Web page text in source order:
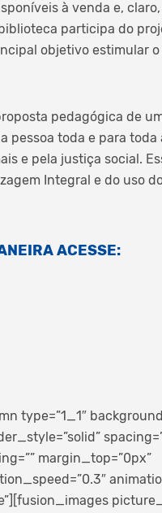
à venda e,
participa do
objetivo estimular
pedagógica de
pessoa toda e para toda
e pela justiça social.
Integral e do uso
ACESSE:
type=”1_1″
margin_top=”0px”